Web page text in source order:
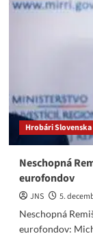
Hrobári Slovenska
Neschopná
eurofondov
JNS
5.
Neschopná
eurofondov: